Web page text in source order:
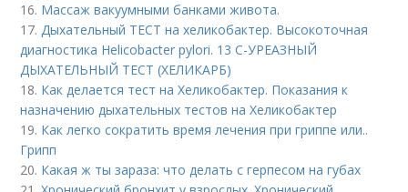
16. Массаж вакуумными банками живота.
17.Дыхательный ТЕСТ на хеликобактер. Высокоточная
диагностика Helicobacter pylori. 13 C-УРЕАЗНЫЙ
ДЫХАТЕЛЬНЫЙ ТЕСТ (ХЕЛИКАРБ)
18. Как делается тест на Хеликобактер. Показания к
назначению дыхательных тестов на Хеликобактер
19. Как легко сократить время лечения при гриппе или..
Грипп
20. Какая ж ты зараза: что делать с герпесом на губах